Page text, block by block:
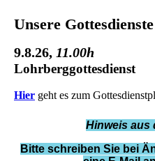
Unsere Gottesdienste
9.8.26, 11.00h
Lohrberggottesdienst
Hier geht es zum
Hinweis aus
Bitte schreiben Sie bei